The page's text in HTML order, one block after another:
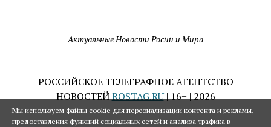
Актуальные Новости Росии и Мира
РОССИЙСКОЕ ТЕЛЕГРАФНОЕ АГЕНТСТВО
НОВОСТЕЙROSTAG.RU| 16+ | 2026
Мы используем файлы cookie для персонализации контента и рекламы,
предоставления функций социальных сетей и анализа трафика в